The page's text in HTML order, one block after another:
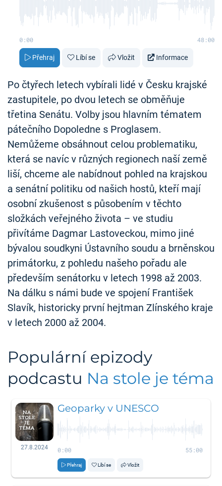
0:00 48:00
Přehraj Líbí se Vložit Informace
Po čtyřech letech vybírali lidé v Česku krajské
zastupitele, po dvou letech se obměňuje
třetina Senátu. Volby jsou hlavním tématem
pátečního Dopoledne s Proglasem.
Nemůžeme obsáhnout celou problematiku,
která se navíc v různých regionech naší země
liší, chceme ale nabídnout pohled na krajskou
a senátní politiku od našich hostů, kteří mají
osobní zkušenost s působením v těchto
složkách veřejného života – ve studiu
přivítáme Dagmar Lastoveckou, mimo jiné
bývalou soudkyni Ústavního soudu a brněnskou
primátorku, z pohledu našeho pořadu ale
především senátorku v letech 1998 až 2003.
Na dálku s námi bude ve spojení František
Slavík, historicky první hejtman Zlínského kraje
v letech 2000 až 2004.
Populární epizody
podcastu Na stole je téma
27.8.2024
Geoparky v UNESCO
0:00 55:00
Přehraj Líbí se Vložit